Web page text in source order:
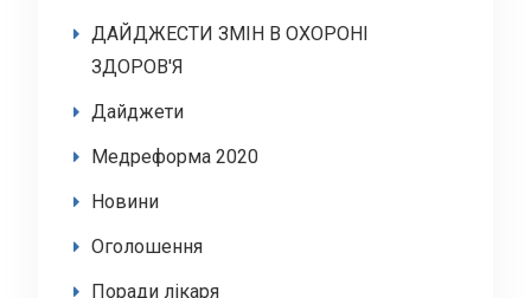
ДАЙДЖЕСТИ ЗМІН В ОХОРОНІ
ЗДОРОВ'Я
Дайджети
Медреформа 2020
Новини
Оголошення
Поради лікаря